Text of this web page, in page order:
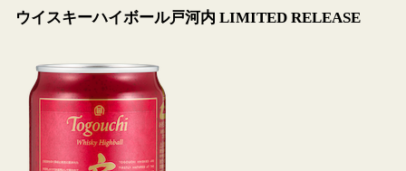
ウイスキーハイボール戸河内 LIMITED RELEASE